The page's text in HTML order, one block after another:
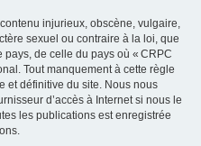
injurieux, obscène, vulgaire,
sexuel ou contraire à la loi, que
de celle du pays où « CRPC
Tout manquement à cette règle
et définitive du site. Nous nous
d’accès à Internet si nous le
les publications est enregistrée